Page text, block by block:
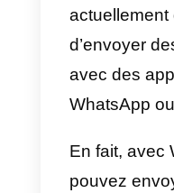
Les
pour